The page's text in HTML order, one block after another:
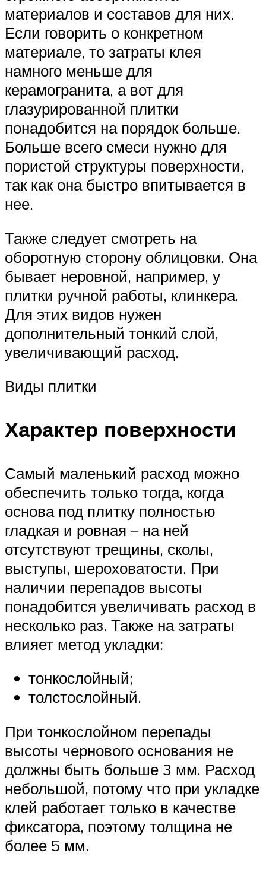
материалов и составов для них.
Если говорить о конкретном
материале, то затраты клея
намного меньше для
керамогранита, а вот для
глазурированной плитки
понадобится на порядок больше.
Больше всего смеси нужно для
пористой структуры поверхности,
так как она быстро впитывается в
нее.
Также следует смотреть на
оборотную сторону облицовки. Она
бывает неровной, например, у
плитки ручной работы, клинкера.
Для этих видов нужен
дополнительный тонкий слой,
увеличивающий расход.
Виды плитки
Характер поверхности
Самый маленький расход можно
обеспечить только тогда, когда
основа под плитку полностью
гладкая и ровная – на ней
отсутствуют трещины, сколы,
выступы, шероховатости. При
наличии перепадов высоты
понадобится увеличивать расход в
несколько раз. Также на затраты
влияет метод укладки:
тонкослойный;
толстослойный.
При тонкослойном перепады
высоты чернового основания не
должны быть больше 3 мм. Расход
небольшой, потому что при укладке
клей работает только в качестве
фиксатора, поэтому толщина не
более 5 мм.